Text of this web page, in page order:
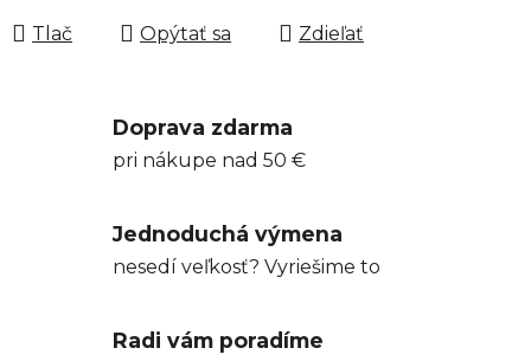
Tlač Opýtať sa Zdieľať
Doprava zdarma
pri nákupe nad 50 €
Jednoduchá výmena
nesedí veľkosť? Vyriešime to
Radi vám poradíme